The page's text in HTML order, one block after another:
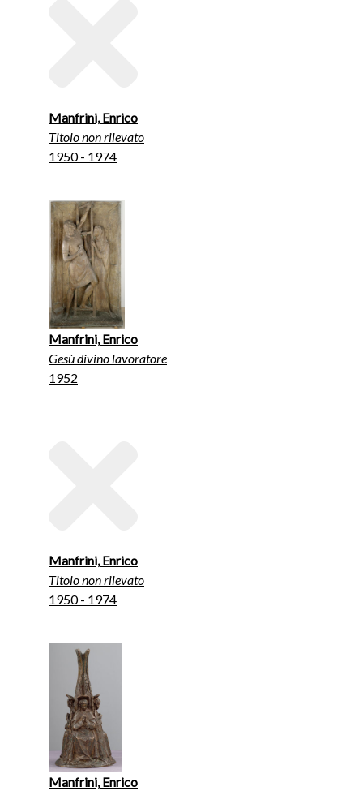
Manfrini, Enrico
Titolo non rilevato
1950 - 1974
Manfrini, Enrico
Gesù divino lavoratore
1952
Manfrini, Enrico
Titolo non rilevato
1950 - 1974
Manfrini, Enrico